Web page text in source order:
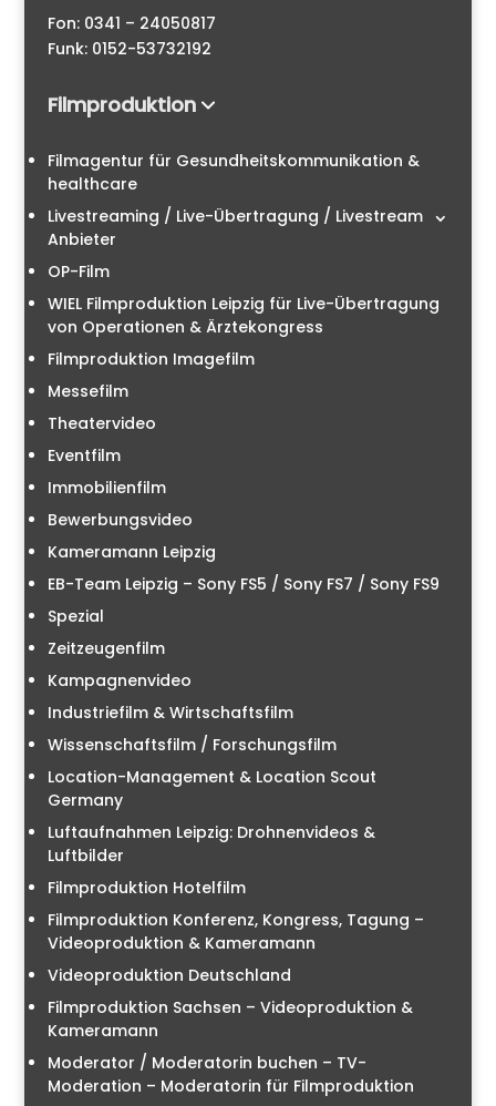
Fon: 0341 – 24050817
Funk: 0152-53732192
Filmproduktion
Filmagentur für Gesundheitskommunikation &
healthcare
Livestreaming / Live-Übertragung / Livestream
Anbieter
OP-Film
WIEL Filmproduktion Leipzig für Live-Übertragung
von Operationen & Ärztekongress
Filmproduktion Imagefilm
Messefilm
Theatervideo
Eventfilm
Immobilienfilm
Bewerbungsvideo
Kameramann Leipzig
EB-Team Leipzig – Sony FS5 / Sony FS7 / Sony FS9
Spezial
Zeitzeugenfilm
Kampagnenvideo
Industriefilm & Wirtschaftsfilm
Wissenschaftsfilm / Forschungsfilm
Location-Management & Location Scout
Germany
Luftaufnahmen Leipzig: Drohnenvideos &
Luftbilder
Filmproduktion Hotelfilm
Filmproduktion Konferenz, Kongress, Tagung –
Videoproduktion & Kameramann
Videoproduktion Deutschland
Filmproduktion Sachsen – Videoproduktion &
Kameramann
Moderator / Moderatorin buchen – TV-
Moderation – Moderatorin für Filmproduktion